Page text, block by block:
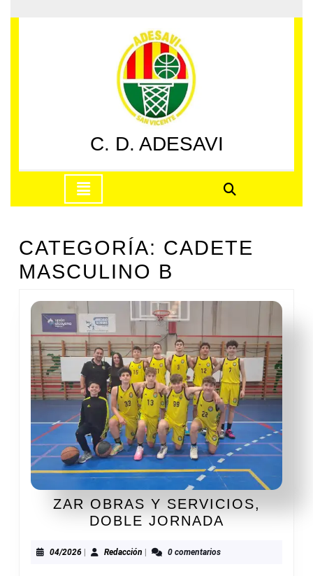
al
C. D. ADESAVI
apertura
CATEGORÍA: CADETE
MASCULINO B
ZAR OBRAS Y SERVICIOS,
DOBLE JORNADA
04/202604/2026RedacciónRedacción0 comentarios